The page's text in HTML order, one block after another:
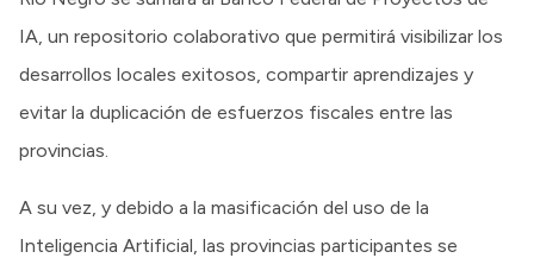
IA, un repositorio colaborativo que permitirá visibilizar los
desarrollos locales exitosos, compartir aprendizajes y
evitar la duplicación de esfuerzos fiscales entre las
provincias.
A su vez, y debido a la masificación del uso de la
Inteligencia Artificial, las provincias participantes se